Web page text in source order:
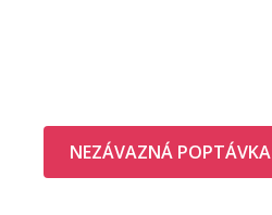
NEZÁVAZNÁ POPTÁVKA